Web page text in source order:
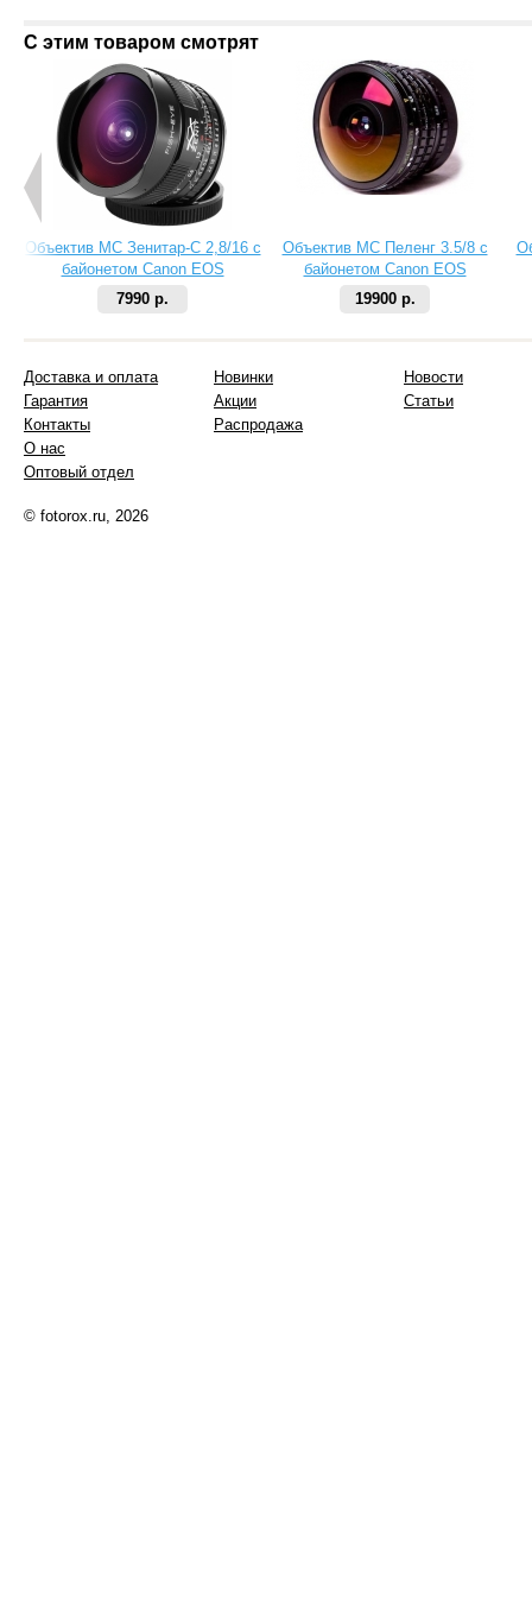
С этим товаром смотрят
Объектив МС Зенитар-C 2,8/16 с
байонетом Canon EOS
7990 р.
Объектив МС Пеленг 3.5/8 с
байонетом Canon EOS
19900 р.
Доставка и оплата
Гарантия
Контакты
О нас
Оптовый отдел
Новинки
Акции
Распродажа
Новости
Статьи
© fotorox.ru, 2026